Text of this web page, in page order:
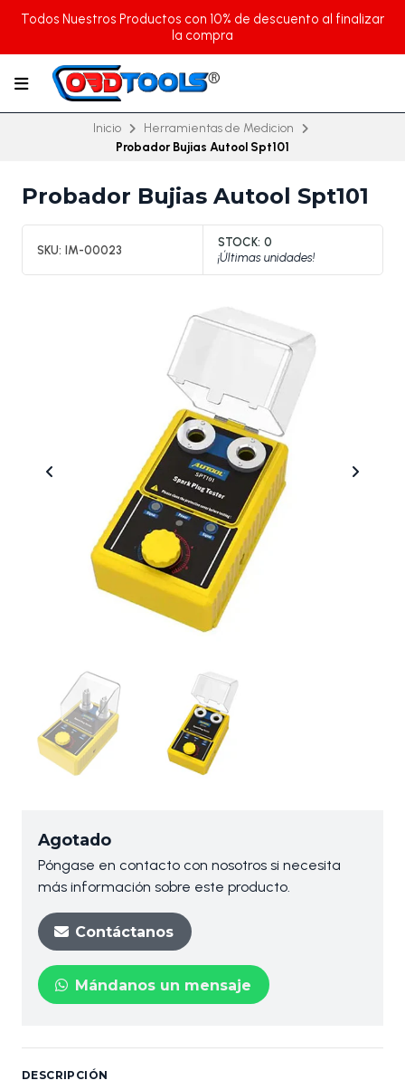
Todos Nuestros Productos con 10% de descuento al finalizar
la compra
Inicio
Herramientas de Medicion
Probador Bujias Autool Spt101
Probador Bujias Autool Spt101
SKU: IM-00023
STOCK: 0
¡Últimas unidades!
Agotado
Póngase en contacto con nosotros si necesita
más información sobre este producto.
Contáctanos
Mándanos un mensaje
DESCRIPCIÓN